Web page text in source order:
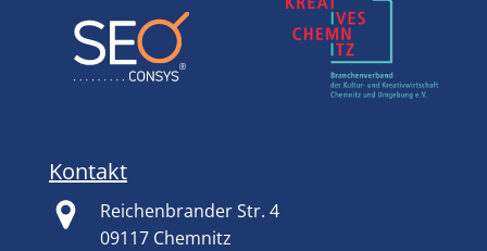
Kontakt
Reichenbrander Str. 4
09117 Chemnitz